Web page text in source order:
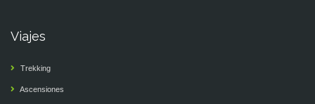
Viajes
Trekking
Ascensiones